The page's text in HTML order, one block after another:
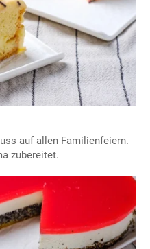
auf allen Familienfeiern.
zubereitet.